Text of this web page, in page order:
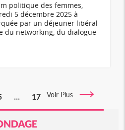
politique des femmes,
5 décembre 2025 à
par un déjeuner libéral
du networking, du dialogue
... 17 Voir Plus